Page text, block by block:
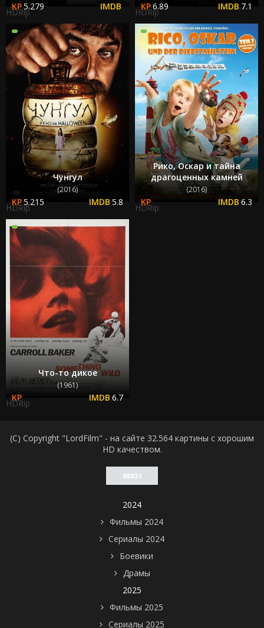
5.279
HDRip
6.89 7.1
HDRip
Чунгул
(2016)
5.215 5.8
HDRip
Рико, Оскар и тайна
драгоценных камней
(2016)
6.3
HDRip
Что-то дикое
(1961)
6.7
HDRip
(C) Copyright "LordFilm" - на сайте 32.564 картины с хорошим
HD качеством.
2024
Фильмы 2024
Сериалы 2024
Боевики
Драмы
2025
Фильмы 2025
Сериалы 2025